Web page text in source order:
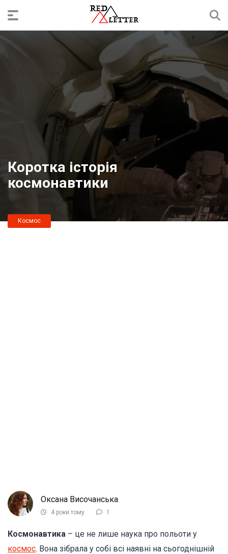
Коротка історія
космонавтики
Космос
Оксана Височанська
4 роки тому 1
Космонавтика – це не лише наука про польоти у
космос. Вона зібрала у собі всі наявні на сьогоднішній